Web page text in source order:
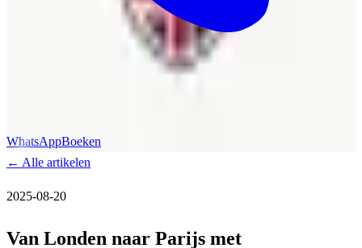
WhatsAppBoeken
← Alle artikelen
2025-08-20
Van Londen naar Parijs met